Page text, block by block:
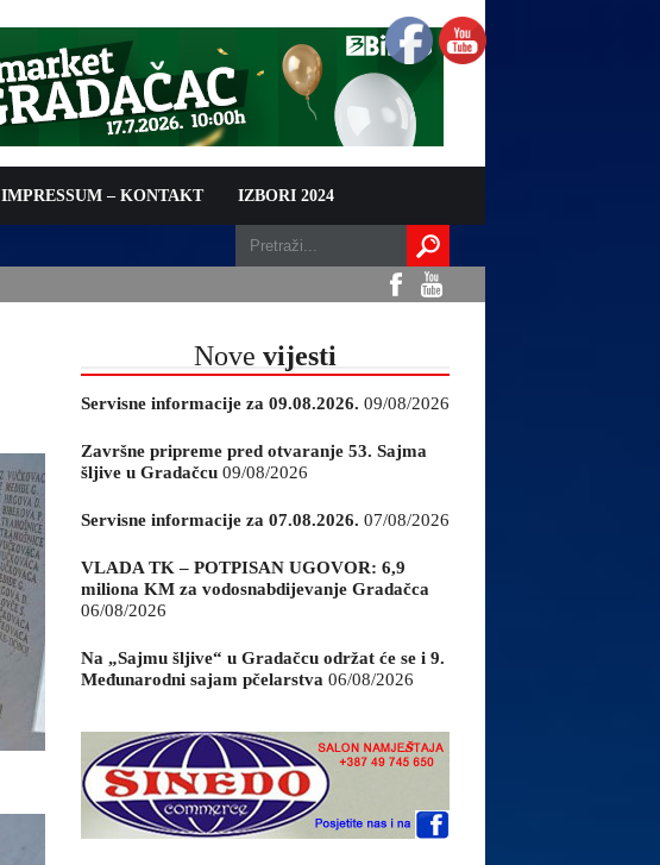
IMPRESSUM – KONTAKT IZBORI 2024
Nove vijesti
Servisne informacije za 09.08.2026. 09/08/2026
Završne pripreme pred otvaranje 53. Sajma
šljive u Gradačcu 09/08/2026
Servisne informacije za 07.08.2026. 07/08/2026
VLADA TK – POTPISAN UGOVOR: 6,9
miliona KM za vodosnabdijevanje Gradačca
06/08/2026
Na „Sajmu šljive“ u Gradačcu održat će se i 9.
Međunarodni sajam pčelarstva 06/08/2026